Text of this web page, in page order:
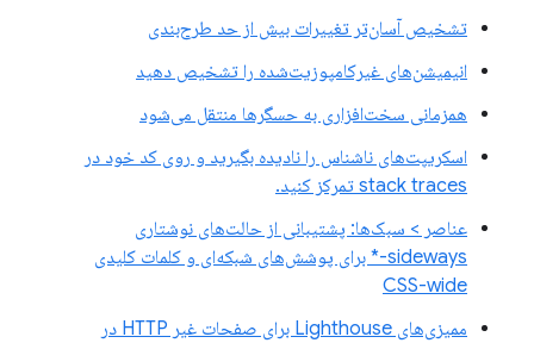
تشخیص آسان‌تر تغییرات بیش از حد طرح‌بندی
انیمیشن‌های غیرکامپوزیت‌شده را تشخیص دهید
همزمانی سخت‌افزاری به حسگرها منتقل می‌شود
اسکریپت‌های ناشناس را نادیده بگیرید و روی کد خود در
stack traces تمرکز کنید.
عناصر > سبک‌ها: پشتیبانی از حالت‌های نوشتاری
sideways-* برای پوشش‌های شبکه‌ای و کلمات کلیدی
CSS-wide
ممیزی‌های Lighthouse برای صفحات غیر HTTP در